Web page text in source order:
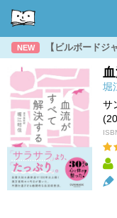
NEW 【ビルボードジ
堀
サ